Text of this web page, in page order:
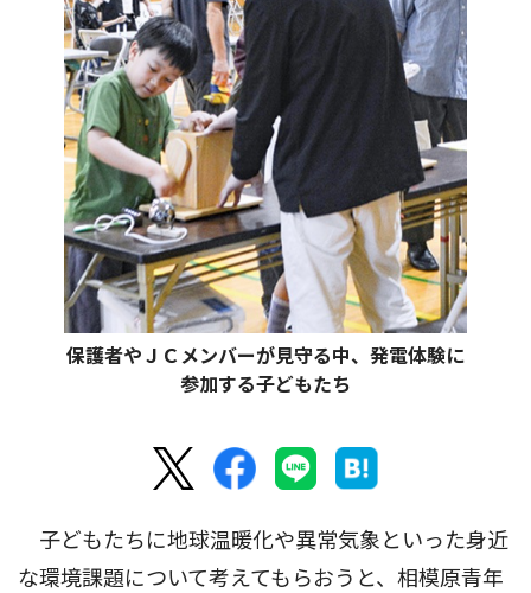
保護者やＪＣメンバーが見守る中、発電体験に
参加する子どもたち
子どもたちに地球温暖化や異常気象といった身近
な環境課題について考えてもらおうと、相模原青年